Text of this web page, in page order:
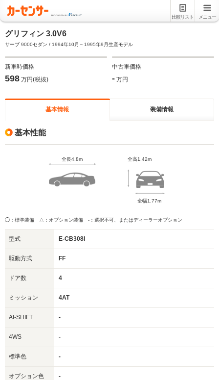
比較リスト メニュー
グリフィン 3.0V6
サーブ 9000セダン / 1994年10月～1995年9月生産モデル
新車時価格
598 万円(税抜)
中古車価格
- 万円
基本情報 装備情報
基本性能
全長4.8m 全高1.42m
全幅1.77m
◯：標準装備 △：オプション装備 -：選択不可、またはディーラーオプション
型式 E-CB308I
駆動方式 FF
ドア数 4
ミッション 4AT
AI-SHIFT -
4WS -
標準色 -
オプション色 -